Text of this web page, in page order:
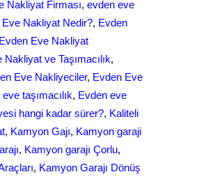
Nakliyat Firması, evden eve
Eve Nakliyat Nedir?, Evden
Evden Eve Nakliyat
ve Taşımacılık
Eve Nakliyeciler, Evden Eve
taşımacılık, Evden еvе
hangi kadar ѕürer?, Kaliteli
, Kamyon Gajı, Kamyon garaji
, Kamyon garajı Çorlu
, Kamyon Garajı Dönüş